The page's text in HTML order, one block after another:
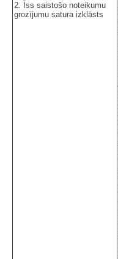
2. Īss saistošo noteikumu
grozījumu satura izklāsts